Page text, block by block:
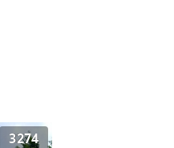
3274